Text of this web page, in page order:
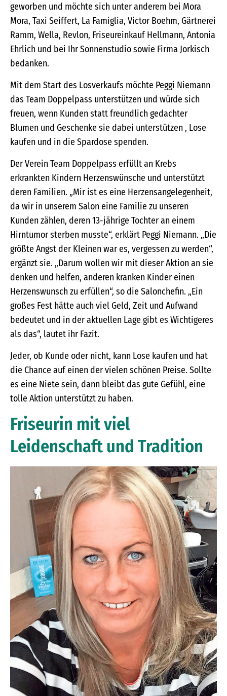
geworben und möchte sich unter anderem bei Mora
Mora, Taxi Seiffert, La Famiglia, Victor Boehm, Gärtnerei
Ramm, Wella, Revlon, Friseureinkauf Hellmann, Antonia
Ehrlich und bei Ihr Sonnenstudio sowie Firma Jorkisch
bedanken.
Mit dem Start des Losverkaufs möchte Peggi Niemann
das Team Doppelpass unterstützen und würde sich
freuen, wenn Kunden statt freundlich gedachter
Blumen und Geschenke sie dabei unterstützen , Lose
kaufen und in die Spardose spenden.
Der Verein Team Doppelpass erfüllt an Krebs
erkrankten Kindern Herzenswünsche und unterstützt
deren Familien. „Mir ist es eine Herzensangelegenheit,
da wir in unserem Salon eine Familie zu unseren
Kunden zählen, deren 13-jährige Tochter an einem
Hirntumor sterben musste“, erklärt Peggi Niemann. „Die
größte Angst der Kleinen war es, vergessen zu werden“,
ergänzt sie. „Darum wollen wir mit dieser Aktion an sie
denken und helfen, anderen kranken Kinder einen
Herzenswunsch zu erfüllen“, so die Salonchefin. „Ein
großes Fest hätte auch viel Geld, Zeit und Aufwand
bedeutet und in der aktuellen Lage gibt es Wichtigeres
als das“, lautet ihr Fazit.
Jeder, ob Kunde oder nicht, kann Lose kaufen und hat
die Chance auf einen der vielen schönen Preise. Sollte
es eine Niete sein, dann bleibt das gute Gefühl, eine
tolle Aktion unterstützt zu haben.
Friseurin mit viel
Leidenschaft und Tradition